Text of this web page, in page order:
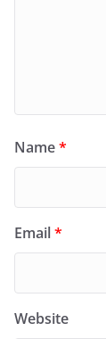
Name*
Email*
Website